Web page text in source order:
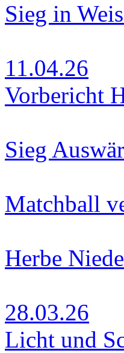
Sieg in
11.04.26
Vorbericht
Sieg
Matchball
Herbe
28.03.26
Licht und